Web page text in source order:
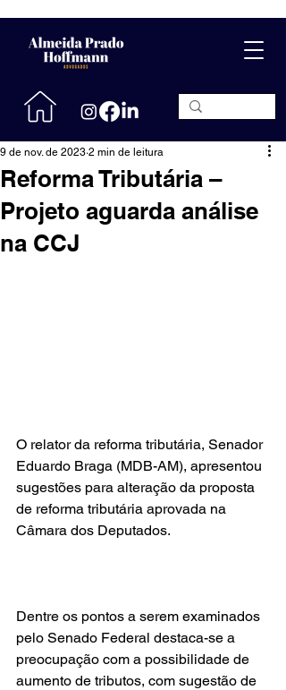
Reforma Tributária –
Projeto aguarda análise
na CCJ
9 de nov. de 2023 2 min de leitura
O relator da reforma tributária, Senador
Eduardo Braga (MDB-AM), apresentou
sugestões para alteração da proposta
de reforma tributária aprovada na
Câmara dos Deputados.
Dentre os pontos a serem examinados
pelo Senado Federal destaca-se a
preocupação com a possibilidade de
aumento de tributos, com sugestão de